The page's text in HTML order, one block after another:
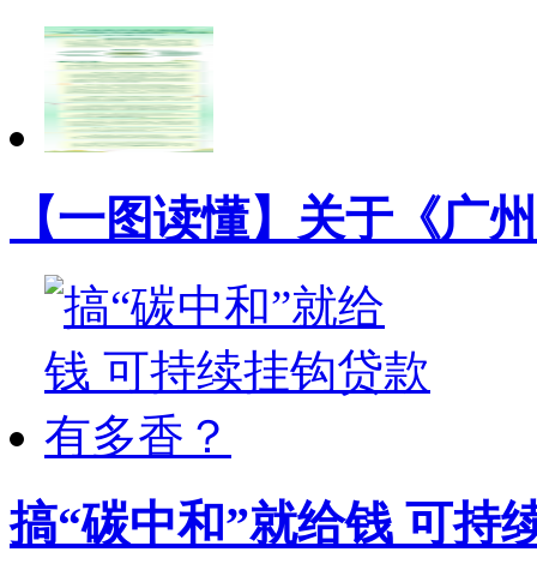
【一图读懂】关于《广
搞“碳中和”就给钱 可持